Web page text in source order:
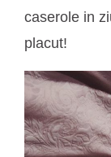
caserole in
placut!